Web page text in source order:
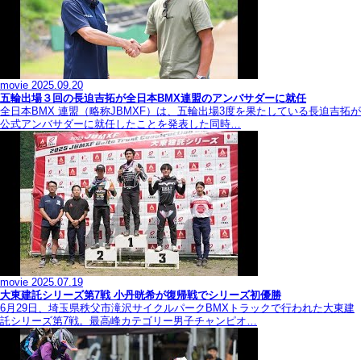
movie 2025.09.20
五輪出場３回の長迫吉拓が全日本BMX連盟のアンバサダーに就任
全日本BMX 連盟（略称JBMXF）は、五輪出場3度を果たしている長迫吉拓が
公式アンバサダーに就任したことを発表した同時…
movie 2025.07.19
大東建託シリーズ第7戦 ⼩丹晄希が復帰戦でシリーズ初優勝
6月29日、埼玉県秩父市滝沢サイクルパークBMXトラックで行われた大東建
託シリーズ第7戦。最高峰カテゴリー男子チャンピオ…